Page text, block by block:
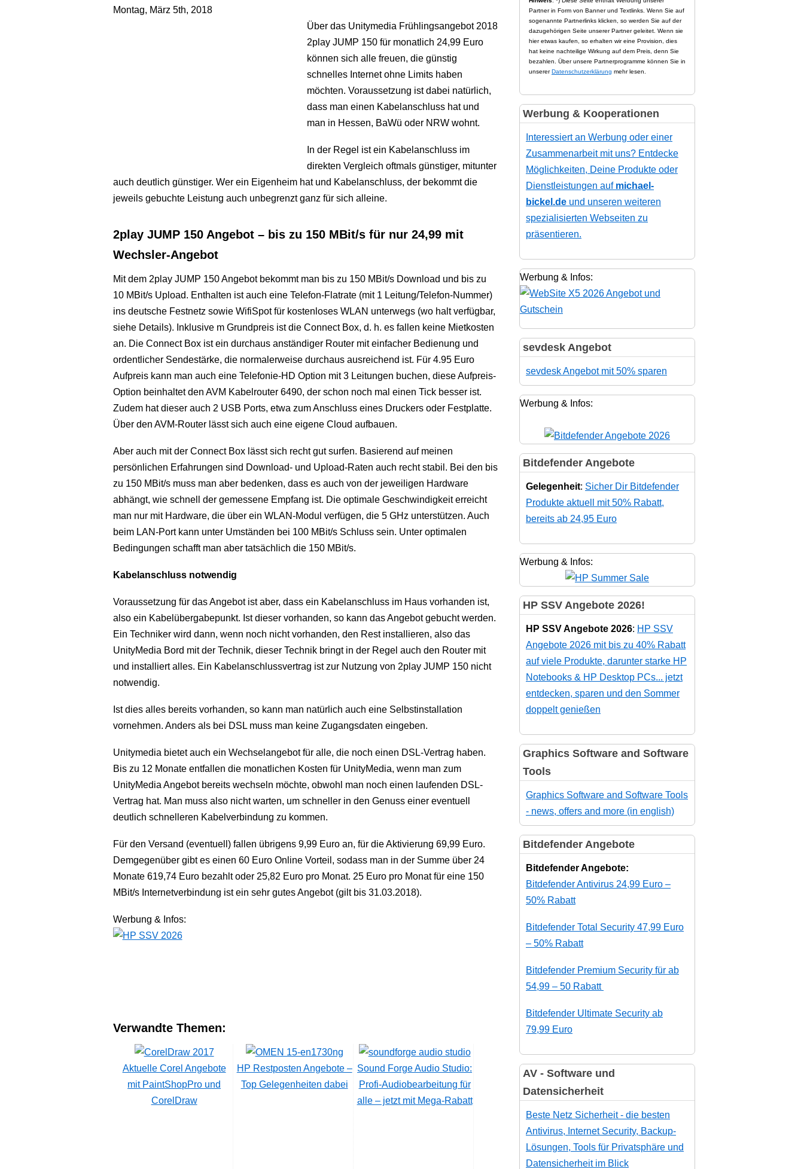
Montag, März 5th, 2018
Über das Unitymedia Frühlingsangebot 2018
2play JUMP 150 für monatlich 24,99 Euro
können sich alle freuen, die günstig
schnelles Internet ohne Limits haben
möchten. Voraussetzung ist dabei natürlich,
dass man einen Kabelanschluss hat und
man in Hessen, BaWü oder NRW wohnt.
In der Regel ist ein Kabelanschluss im
direkten Vergleich oftmals günstiger, mitunter
auch deutlich günstiger. Wer ein Eigenheim hat und Kabelanschluss, der bekommt die
jeweils gebuchte Leistung auch unbegrenzt ganz für sich alleine.
2play JUMP 150 Angebot – bis zu 150 MBit/s für nur 24,99 mit
Wechsler-Angebot
Mit dem 2play JUMP 150 Angebot bekommt man bis zu 150 MBit/s Download und bis zu
10 MBit/s Upload. Enthalten ist auch eine Telefon-Flatrate (mit 1 Leitung/Telefon-Nummer)
ins deutsche Festnetz sowie WifiSpot für kostenloses WLAN unterwegs (wo halt verfügbar,
siehe Details). Inklusive m Grundpreis ist die Connect Box, d. h. es fallen keine Mietkosten
an. Die Connect Box ist ein durchaus anständiger Router mit einfacher Bedienung und
ordentlicher Sendestärke, die normalerweise durchaus ausreichend ist. Für 4.95 Euro
Aufpreis kann man auch eine Telefonie-HD Option mit 3 Leitungen buchen, diese Aufpreis-
Option beinhaltet den AVM Kabelrouter 6490, der schon noch mal einen Tick besser ist.
Zudem hat dieser auch 2 USB Ports, etwa zum Anschluss eines Druckers oder Festplatte.
Über den AVM-Router lässt sich auch eine eigene Cloud aufbauen.
Aber auch mit der Connect Box lässt sich recht gut surfen. Basierend auf meinen
persönlichen Erfahrungen sind Download- und Upload-Raten auch recht stabil. Bei den bis
zu 150 MBit/s muss man aber bedenken, dass es auch von der jeweiligen Hardware
abhängt, wie schnell der gemessene Empfang ist. Die optimale Geschwindigkeit erreicht
man nur mit Hardware, die über ein WLAN-Modul verfügen, die 5 GHz unterstützen. Auch
beim LAN-Port kann unter Umständen bei 100 MBit/s Schluss sein. Unter optimalen
Bedingungen schafft man aber tatsächlich die 150 MBit/s.
Kabelanschluss notwendig
Voraussetzung für das Angebot ist aber, dass ein Kabelanschluss im Haus vorhanden ist,
also ein Kabelübergabepunkt. Ist dieser vorhanden, so kann das Angebot gebucht werden.
Ein Techniker wird dann, wenn noch nicht vorhanden, den Rest installieren, also das
UnityMedia Bord mit der Technik, dieser Technik bringt in der Regel auch den Router mit
und installiert alles. Ein Kabelanschlussvertrag ist zur Nutzung von 2play JUMP 150 nicht
notwendig.
Ist dies alles bereits vorhanden, so kann man natürlich auch eine Selbstinstallation
vornehmen. Anders als bei DSL muss man keine Zugangsdaten eingeben.
Unitymedia bietet auch ein Wechselangebot für alle, die noch einen DSL-Vertrag haben.
Bis zu 12 Monate entfallen die monatlichen Kosten für UnityMedia, wenn man zum
UnityMedia Angebot bereits wechseln möchte, obwohl man noch einen laufenden DSL-
Vertrag hat. Man muss also nicht warten, um schneller in den Genuss einer eventuell
deutlich schnelleren Kabelverbindung zu kommen.
Für den Versand (eventuell) fallen übrigens 9,99 Euro an, für die Aktivierung 69,99 Euro.
Demgegenüber gibt es einen 60 Euro Online Vorteil, sodass man in der Summe über 24
Monate 619,74 Euro bezahlt oder 25,82 Euro pro Monat. 25 Euro pro Monat für eine 150
MBit/s Internetverbindung ist ein sehr gutes Angebot (gilt bis 31.03.2018).
Werbung & Infos:
Verwandte Themen:
Aktuelle Corel Angebote
mit PaintShopPro und
CorelDraw
HP Restposten Angebote –
Top Gelegenheiten dabei
Sound Forge Audio Studio:
Profi-Audiobearbeitung für
alle – jetzt mit Mega-Rabatt
Partner in Form von Banner und Textlinks. Wenn Sie auf
sogenannte Partnerlinks klicken, so werden Sie auf der
dazugehörigen Seite unserer Partner geleitet. Wenn sie
hier etwas kaufen, so erhalten wir eine Provision, dies
hat keine nachteilige Wirkung auf dem Preis, denn Sie
bezahlen. Über unsere Partnerprogramme können Sie in
unsererDatenschutzerklärung mehr lesen.
Werbung & Kooperationen
Interessiert an Werbung oder einer
Zusammenarbeit mit uns? Entdecke
Möglichkeiten, Deine Produkte oder
Dienstleistungen auf michael-
bickel.de und unseren weiteren
spezialisierten Webseiten zu
präsentieren.
Werbung & Infos:
sevdesk Angebot
sevdesk Angebot mit 50% sparen
Werbung & Infos:
Bitdefender Angebote
Gelegenheit: Sicher Dir Bitdefender
Produkte aktuell mit 50% Rabatt,
bereits ab 24,95 Euro
Werbung & Infos:
HP SSV Angebote 2026!
HP SSV Angebote 2026: HP SSV
Angebote 2026 mit bis zu 40% Rabatt
auf viele Produkte, darunter starke HP
Notebooks & HP Desktop PCs... jetzt
entdecken, sparen und den Sommer
doppelt genießen
Graphics Software and Software
Tools
Graphics Software and Software Tools
- news, offers and more (in english)
Bitdefender Angebote
Bitdefender Angebote:
Bitdefender Antivirus 24,99 Euro –
50% Rabatt
Bitdefender Total Security 47,99 Euro
– 50% Rabatt
Bitdefender Premium Security für ab
54,99 – 50 Rabatt
Bitdefender Ultimate Security ab
79,99 Euro
AV - Software und
Datensicherheit
Beste Netz Sicherheit - die besten
Antivirus, Internet Security, Backup-
Lösungen, Tools für Privatsphäre und
Datensicherheit im Blick